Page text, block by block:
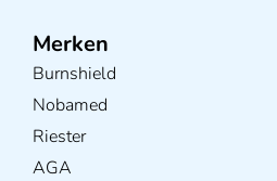
Merken
Burnshield
Nobamed
Riester
AGA